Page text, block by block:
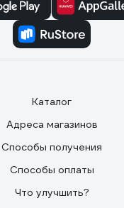
Каталог
Адреса магазинов
Способы получения
Способы оплаты
Что улучшить?